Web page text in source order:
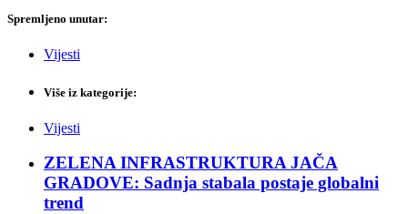
Spremljeno unutar:
Vijesti
Više iz kategorije:
Vijesti
ZELENA INFRASTRUKTURA JAČA
GRADOVE: Sadnja stabala postaje globalni
trend